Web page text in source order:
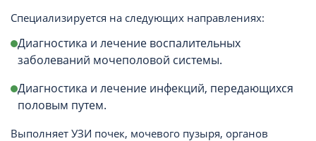
Специализируется на следующих направлениях:
Диагностика и лечение воспалительных
заболеваний мочеполовой системы.
Диагностика и лечение инфекций, передающихся
половым путем.
Выполняет УЗИ почек, мочевого пузыря, органов